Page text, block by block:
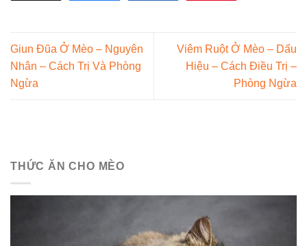
Giun Đũa Ở Mèo – Nguyên
Nhân – Cách Trị Và Phòng
Ngừa
Viêm Ruột Ở Mèo – Dấu
Hiệu – Cách Điều Trị –
Phòng Ngừa
THỨC ĂN CHO MÈO